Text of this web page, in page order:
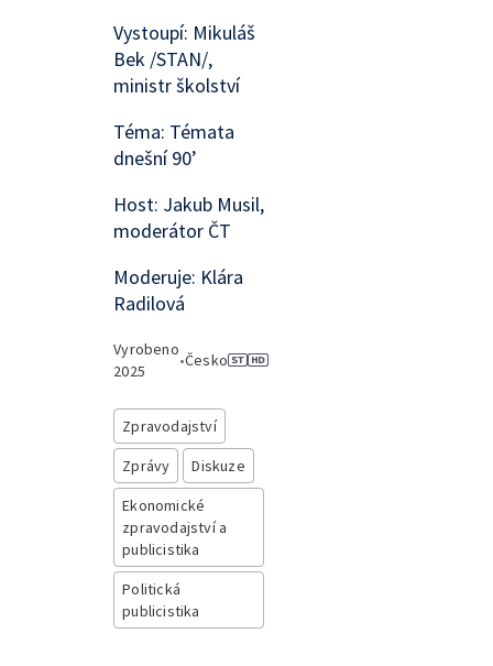
Vystoupí: Mikuláš
Bek /STAN/,
ministr školství
Téma: Témata
dnešní 90’
Host: Jakub Musil,
moderátor ČT
Moderuje: Klára
Radilová
Vyrobeno
2025
•Česko
Zpravodajství
Zprávy
Diskuze
Ekonomické
zpravodajství a
publicistika
Politická
publicistika